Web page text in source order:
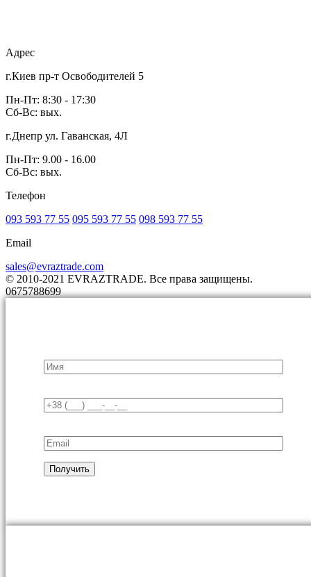
Адрес
г.Киев пр-т Освободителей 5
Пн-Пт: 8:30 - 17:30
Сб-Вс: вых.
г.Днепр ул. Гаванская, 4Л
Пн-Пт: 9.00 - 16.00
Сб-Вс: вых.
Телефон
093 593 77 55 095 593 77 55 098 593 77 55
Email
sales@evraztrade.com
© 2010-2021 EVRAZTRADE. Все права защищены.
0675788699